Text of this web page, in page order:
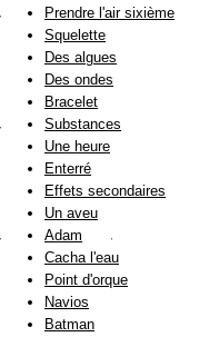
Prendre l'air sixième
Squelette
Des algues
Des ondes
Bracelet
Substances
Une heure
Enterré
Effets secondaires
Un aveu
Adam
Cacha l'eau
Point d'orque
Navios
Batman